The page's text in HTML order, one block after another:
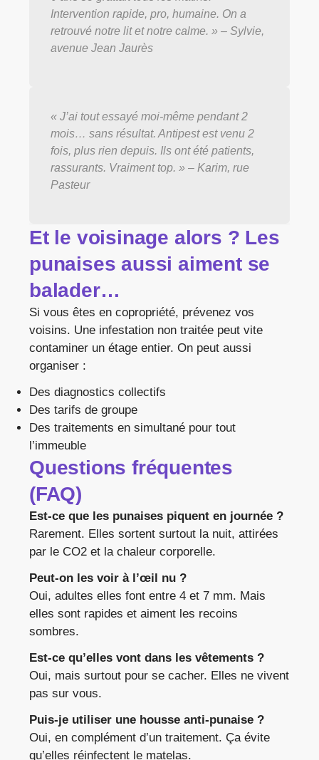
Intervention rapide, pro, humaine. On a
retrouvé notre lit et notre calme. » – Sylvie,
avenue Jean Jaurès
« J’ai tout essayé moi-même pendant 2
mois… sans résultat. Antipest est venu 2
fois, plus rien depuis. Ils ont été patients,
rassurants. Vraiment top. » – Karim, rue
Pasteur
Et le voisinage alors ? Les
punaises aussi aiment se
balader…
Si vous êtes en copropriété, prévenez vos
voisins. Une infestation non traitée peut vite
contaminer un étage entier. On peut aussi
organiser :
Des diagnostics collectifs
Des tarifs de groupe
Des traitements en simultané pour tout
l’immeuble
Questions fréquentes
(FAQ)
Est-ce que les punaises piquent en journée ?
Rarement. Elles sortent surtout la nuit, attirées
par le CO2 et la chaleur corporelle.
Peut-on les voir à l’œil nu ?
Oui, adultes elles font entre 4 et 7 mm. Mais
elles sont rapides et aiment les recoins
sombres.
Est-ce qu’elles vont dans les vêtements ?
Oui, mais surtout pour se cacher. Elles ne vivent
pas sur vous.
Puis-je utiliser une housse anti-punaise ?
Oui, en complément d’un traitement. Ça évite
qu’elles réinfectent le matelas.